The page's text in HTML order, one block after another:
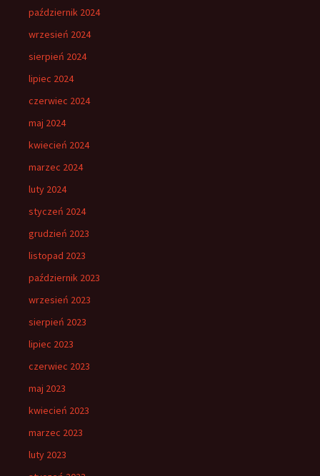
październik 2024
wrzesień 2024
sierpień 2024
lipiec 2024
czerwiec 2024
maj 2024
kwiecień 2024
marzec 2024
luty 2024
styczeń 2024
grudzień 2023
listopad 2023
październik 2023
wrzesień 2023
sierpień 2023
lipiec 2023
czerwiec 2023
maj 2023
kwiecień 2023
marzec 2023
luty 2023